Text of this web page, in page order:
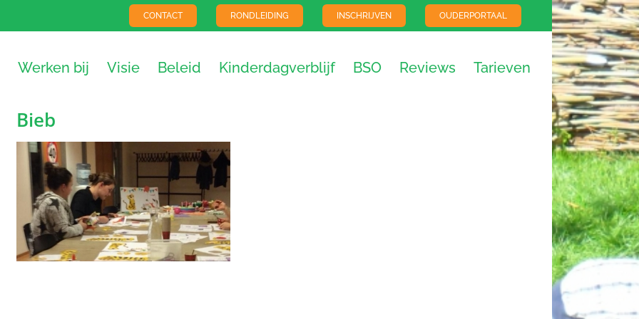
CONTACT RONDLEIDING INSCHRIJVEN OUDERPORTAAL
Werken bij Visie Beleid Kinderdagverblijf BSO Reviews Tarieven
Bieb